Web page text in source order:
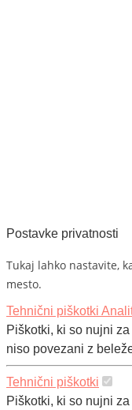
Postavke privatnosti
Tukaj lahko nastavite,
mesto.
Tehnični piškotki
Piškotki, ki so nujni
niso povezani z
Tehnični piškotki
Piškotki, ki so nujni